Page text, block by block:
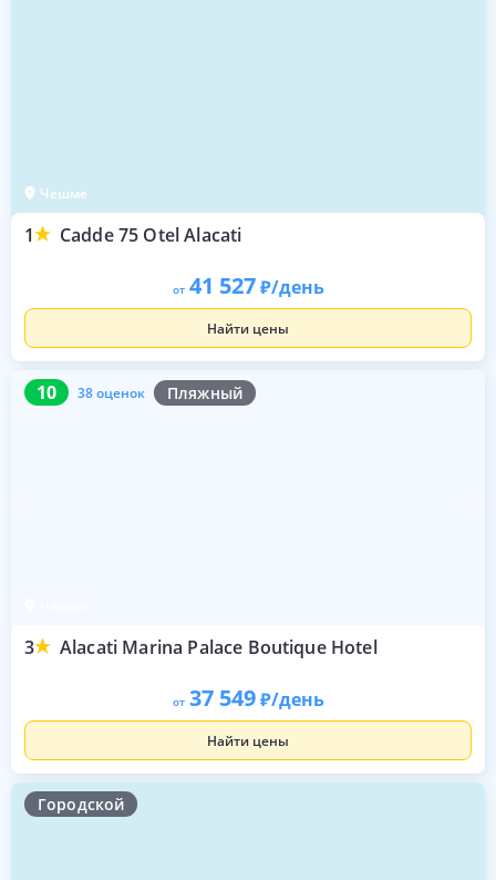
Чешме
1 Cadde 75 Otel Alacati
от 41 527 /день
Найти цены
10 38 оценок Пляжный
3 Alacati Marina Palace Boutique Hotel
10 38 оценок
от 37 549 /день
Найти цены
Городской